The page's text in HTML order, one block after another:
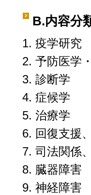
B.内容分
疫学研究
予防医学
診断学
症候学
治療学
回復支援
司法関係
臓器障害
神経障害